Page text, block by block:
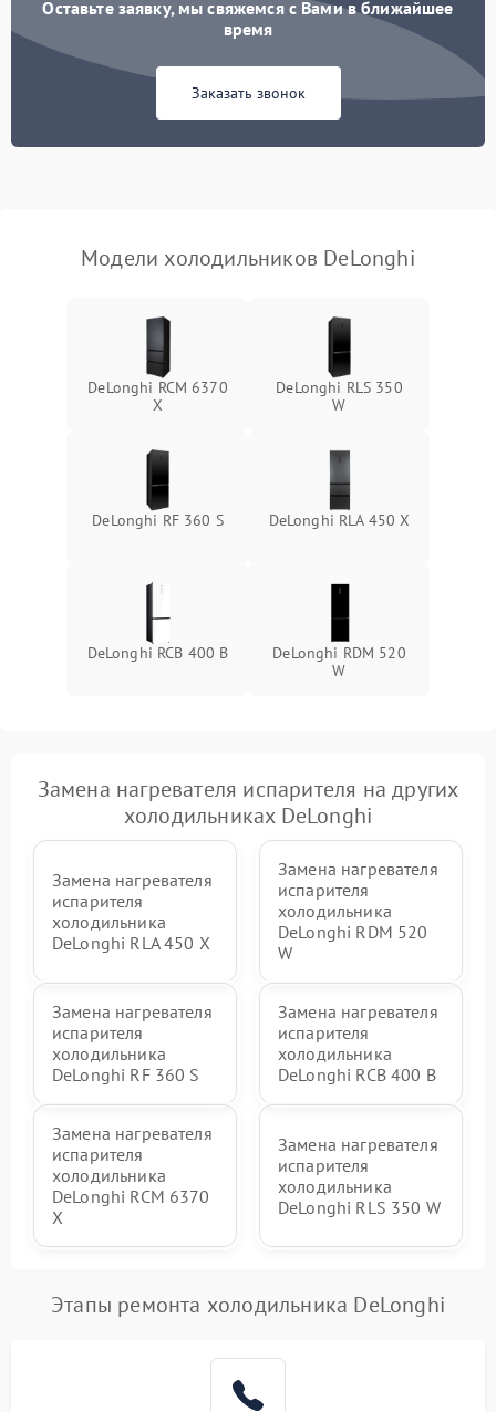
Образование конденсата
1800 ₽ Подробнее →
Сбой в работе инвертора
работе
2000 ₽ Подробнее →
Оставьте заявку, мы свяжемся с Вами в ближайшее
время
Заказать звонок
Модели холодильников DeLonghi
DeLonghi RCM 6370
X
DeLonghi RLS 350
W
DeLonghi RF 360 S DeLonghi RLA 450 X
DeLonghi RCB 400 B
DeLonghi RDM 520
W
Замена нагревателя испарителя на других
холодильниках DeLonghi
Замена нагревателя
испарителя
холодильника
DeLonghi RLA 450 X
Замена нагревателя
испарителя
холодильника
DeLonghi RDM 520
W
Замена нагревателя
испарителя
холодильника
DeLonghi RF 360 S
Замена нагревателя
испарителя
холодильника
DeLonghi RCB 400 B
Замена нагревателя
испарителя
холодильника
DeLonghi RCM 6370
X
Замена нагревателя
испарителя
холодильника
DeLonghi RLS 350 W
Этапы ремонта холодильника DeLonghi